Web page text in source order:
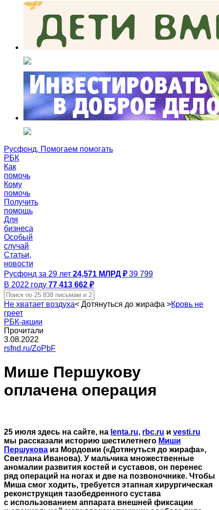
Русфонд. Помогаем помогать
РБК
Как
помочь
Кому
помочь
Получить
помощь
Для
бизнеса
Особый
случай
Статьи,
новости
Русфонд за 29 лет 24,571 МЛРД ₽ 39 799
В 2022 году 77 413 662 ₽
Не хватает воздуха< Дотянуться до жирафа >Кровь не
греет
РБК-акции
Прочитали
3.08.2022
rsfnd.ru/ZoPbF
Мише Першукову
оплачена операция
25 июля здесь на сайте, на lenta.ru, rbc.ru и vesti.ru
мы рассказали историю шестилетнего Миши
Першукова из Мордовии («Дотянуться до жирафа»,
Светлана Иванова). У мальчика множественные
аномалии развития костей и суставов, он перенес
ряд операций на ногах и две на позвоночнике. Чтобы
Миша смог ходить, требуется этапная хирургическая
реконструкция тазобедренного сустава
с использованием аппарата внешней фиксации